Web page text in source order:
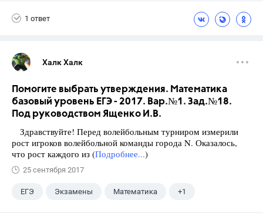
1 ответ
Халк Халк
Помогите выбрать утверждения. Математика
базовый уровень ЕГЭ - 2017. Вар.№1. Зад.№18.
Под руководством Ященко И.В.
Здравствуйте! Перед волейбольным турниром измерили
рост игроков волейбольной команды города N. Оказалось,
что рост каждого из (Подробнее...)
25 сентября 2017
ЕГЭ Экзамены Математика +1